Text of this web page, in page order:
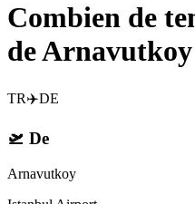
Combien de
de
TR✈️DE
🛫 De
Arnavutkoy